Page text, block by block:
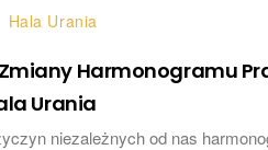
Hala Urania
Zmiany Harmonogramu
Urania
niezależnych od nas